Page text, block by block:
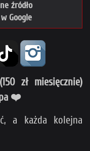
źródło
Google
zł miesięcznie)
❤️
a każda kolejna